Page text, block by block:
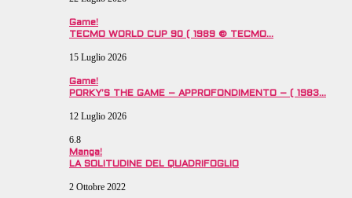
Game!
TECMO WORLD CUP 90 ( 1989 © TECMO…
15 Luglio 2026
Game!
PORKY’S THE GAME – APPROFONDIMENTO – ( 1983…
12 Luglio 2026
6.8
Manga!
LA SOLITUDINE DEL QUADRIFOGLIO
2 Ottobre 2022